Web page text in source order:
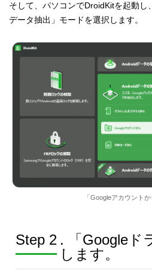
そして、パソコンでDroidKitを起動し
データ抽出」モードを選択します。
「Googleアカウント
Step 2 . 「Googleド
します。